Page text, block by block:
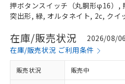
押ボタンスイッチ（丸胴形φ16）,
突出形, 緑, オルタネイト, 2c, クイ
在庫/販売状況
2026/08/
在庫/販売状況 ご利用条件
販売状況 販売中